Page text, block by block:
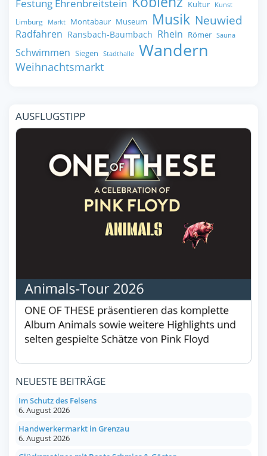
Festung Ehrenbreitstein
Kultur Kunst
Limburg Markt Montabaur Museum Musik Neuwied
Radfahren Ransbach-Baumbach Rhein Römer Sauna
Schwimmen Siegen Stadthalle Wandern
Weihnachtsmarkt
AUSFLUGSTIPP
NEUESTE BEITRÄGE
Im Schutz des Felsens
6. August 2026
Handwerkermarkt in Grenzau
6. August 2026